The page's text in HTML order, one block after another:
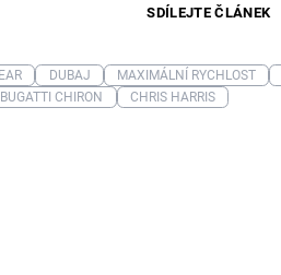
SDÍLEJTE ČLÁNEK
DUBAJ MAXIMÁLNÍ RYCHLOST
BUGATTI CHIRON CHRIS HARRIS